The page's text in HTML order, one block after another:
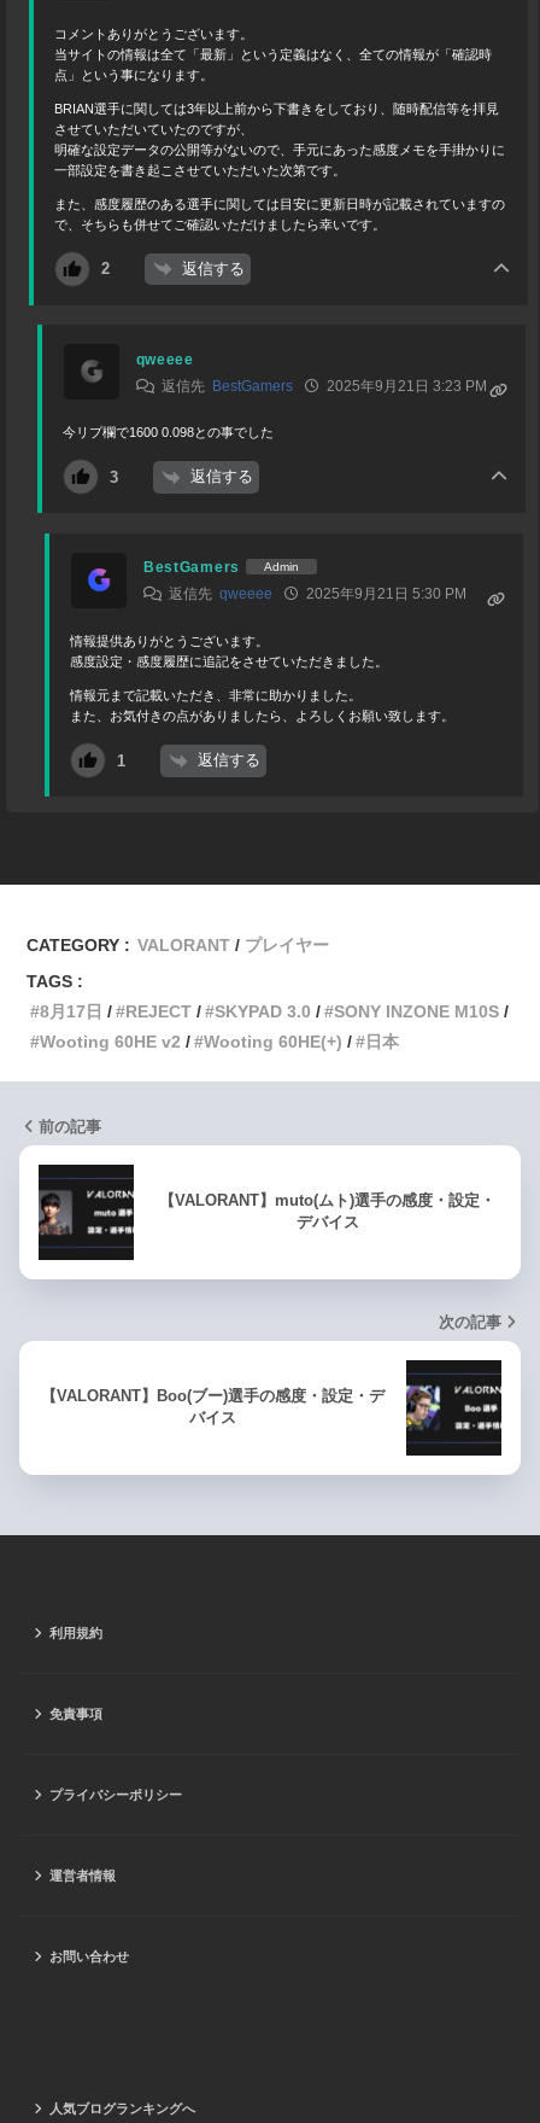
コメントありがとうございます。
当サイトの情報は全て「最新」という定義はなく、全ての情報が「確認時
点」という事になります。
BRIAN選手に関しては3年以上前から下書きをしており、随時配信等を拝見
させていただいていたのですが、
明確な設定データの公開等がないので、手元にあった感度メモを手掛かりに
一部設定を書き起こさせていただいた次第です。
また、感度履歴のある選手に関しては目安に更新日時が記載されていますの
で、そちらも併せてご確認いただけましたら幸いです。
2 返信する
qweeee
返信先 BestGamers 2025年9月21日 3:23 PM
今リプ欄で1600 0.098との事でした
3 返信する
BestGamers Admin
返信先 qweeee 2025年9月21日 5:30 PM
情報提供ありがとうございます。
感度設定・感度履歴に追記をさせていただきました。
情報元まで記載いただき、非常に助かりました。
また、お気付きの点がありましたら、よろしくお願い致します。
1 返信する
CATEGORY : VALORANT
プレイヤー
TAGS :
8月17日
REJECT SKYPAD 3.0
SONY INZONE M10S
Wooting 60HE v2
Wooting 60HE(+) 日本
前の記事
【VALORANT】muto(ムト)選手の感度・設定・
デバイス
次の記事
【VALORANT】Boo(ブー)選手の感度・設定・デ
バイス
利用規約
免責事項
プライバシーポリシー
運営者情報
お問い合わせ
人気ブログランキングへ